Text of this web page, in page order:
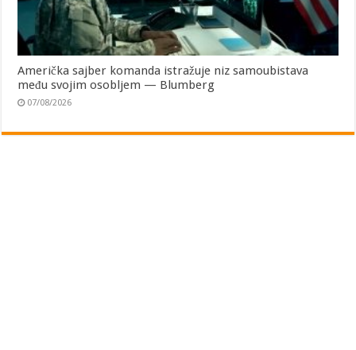
Američka sajber komanda istražuje niz samoubistava
među svojim osobljem — Blumberg
07/08/2026